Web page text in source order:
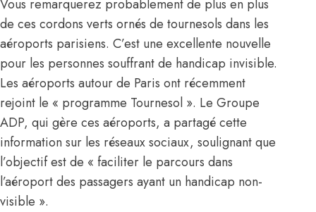
Vous remarquerez probablement de plus en plus
de ces cordons verts ornés de tournesols dans les
aéroports parisiens. C’est une excellente nouvelle
pour les personnes souffrant de handicap invisible.
Les aéroports autour de Paris ont récemment
rejoint le « programme Tournesol ». Le Groupe
ADP, qui gère ces aéroports, a partagé cette
information sur les réseaux sociaux, soulignant que
l’objectif est de « faciliter le parcours dans
l’aéroport des passagers ayant un handicap non-
visible ».